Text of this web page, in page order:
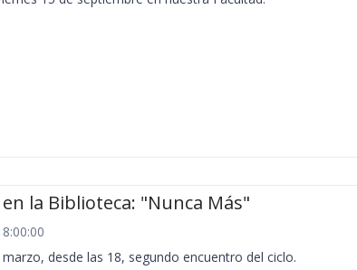
la Biblioteca: "Nunca Más"
marzo, desde las 18, segundo encuentro del ciclo.